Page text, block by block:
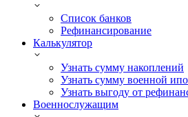
Список банков
Рефинансирование
Калькулятор
Узнать сумму накоплений
Узнать сумму военной
Узнать выгоду от
Военнослужащим